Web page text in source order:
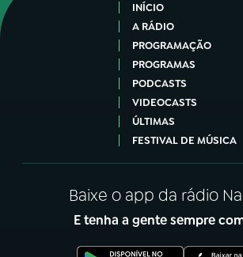
INÍCIO
A RÁDIO
PROGRAMAÇÃO
PROGRAMAS
PODCASTS
VIDEOCASTS
ÚLTIMAS
FESTIVAL DE MÚSICA
Baixe o app da rádio
E tenha a gente sempre